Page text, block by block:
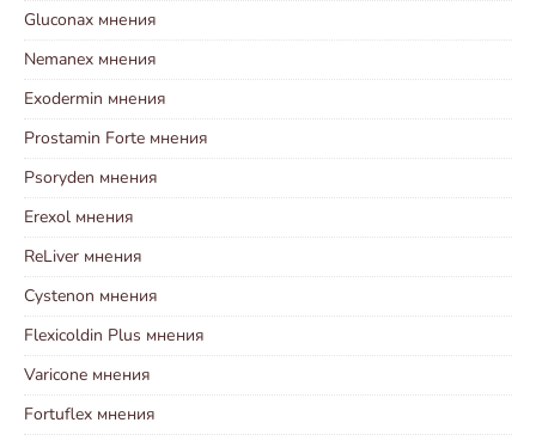
Gluconax мнения
Nemanex мнения
Exodermin мнения
Prostamin Forte мнения
Psoryden мнения
Erexol мнения
ReLiver мнения
Cystenon мнения
Flexicoldin Plus мнения
Varicone мнения
Fortuflex мнения